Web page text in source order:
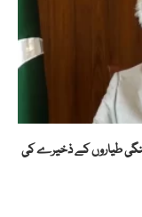
طیاروں کے ذخیرے کی